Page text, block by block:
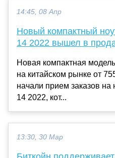
14:45, 08 Апр
Новый компактный
14 2022 вышел в
Новая компактная
на китайском рынке от
начали прием заказов на
14 2022, кот...
13:30, 30 Мар